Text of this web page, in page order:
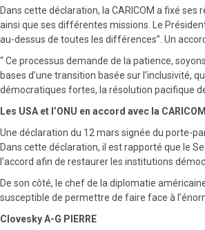
Dans cette déclaration, la CARICOM a fixé
ainsi que ses différentes missions. Le
au-dessus de toutes les différences”. Un
“ Ce processus demande de la patience,
bases d’une transition basée sur l’inclusivité,
démocratiques fortes, la résolution pacifique
Les USA et l’ONU en accord avec la CARICOM
Une déclaration du 12 mars signée du porte-
Dans cette déclaration, il est rapporté que le
l’accord afin de restaurer les institutions
De son côté, le chef de la diplomatie
susceptible de permettre de faire face à
Clovesky A-G PIERRE